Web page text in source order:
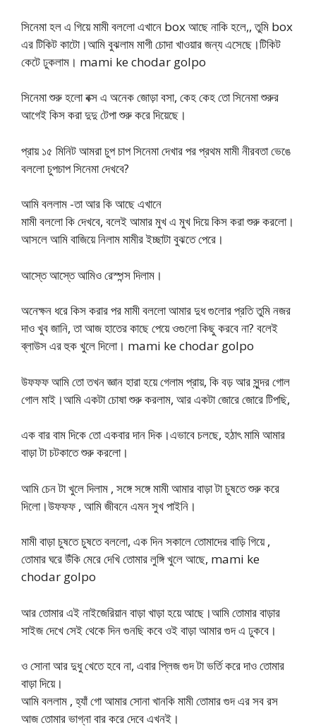
সিনেমা হল এ গিয়ে মামী বললো এখানে box আছে নাকি হলে,, তুমি box
এর টিকিট কাটো।আমি বুঝলাম মাগী চোদা খাওয়ার জন্য এসেছে।টিকিট
কেটে ঢুকলাম। mami ke chodar golpo
সিনেমা শুরু হলো বক্স এ অনেক জোড়া বসা, কেহ কেহ তো সিনেমা শুরুর
আগেই কিস করা দুদু টেপা শুরু করে দিয়েছে।
প্রায় ১৫ মিনিট আমরা চুপ চাপ সিনেমা দেখার পর প্রথম মামী নীরবতা ভেঙে
বললো চুপচাপ সিনেমা দেখবে?
আমি বললাম -তা আর কি আছে এখানে
মামী বললো কি দেখবে, বলেই আমার মুখ এ মুখ দিয়ে কিস করা শুরু করলো।
আসলে আমি বাজিয়ে নিলাম মামীর ইচ্ছাটা বুঝতে পেরে।
আস্তে আস্তে আমিও রেস্পন্স দিলাম।
অনেক্ষন ধরে কিস করার পর মামী বললো আমার দুধ গুলোর প্রতি তুমি নজর
দাও খুব জানি, তা আজ হাতের কাছে পেয়ে ওগুলো কিছু করবে না? বলেই
ব্লাউস এর হুক খুলে দিলো। mami ke chodar golpo
উফফফ আমি তো তখন জ্ঞান হারা হয়ে গেলাম প্রায়, কি বড় আর সুন্দর গোল
গোল মাই।আমি একটা চোষা শুরু করলাম, আর একটা জোরে জোরে টিপছি,
এক বার বাম দিকে তো একবার দান দিক।এভাবে চলছে, হঠাৎ মামি আমার
বাড়া টা চটকাতে শুরু করলো।
আমি চেন টা খুলে দিলাম , সঙ্গে সঙ্গে মামী আমার বাড়া টা চুষতে শুরু করে
দিলো।উফফফ , আমি জীবনে এমন সুখ পাইনি।
মামী বাড়া চুষতে চুষতে বললো, এক দিন সকালে তোমাদের বাড়ি গিয়ে ,
তোমার ঘরে উঁকি মেরে দেখি তোমার লুঙ্গি খুলে আছে, mami ke
chodar golpo
আর তোমার এই নাইজেরিয়ান বাড়া খাড়া হয়ে আছে।আমি তোমার বাড়ার
সাইজ দেখে সেই থেকে দিন গুনছি কবে ওই বাড়া আমার গুদ এ ঢুকবে।
ও সোনা আর দুধু খেতে হবে না, এবার প্লিজ গুদ টা ভর্তি করে দাও তোমার
বাড়া দিয়ে।
আমি বললাম , হ্যাঁ গো আমার সোনা খানকি মামী তোমার গুদ এর সব রস
আজ তোমার ভাগ্না বার করে দেবে এখনই।